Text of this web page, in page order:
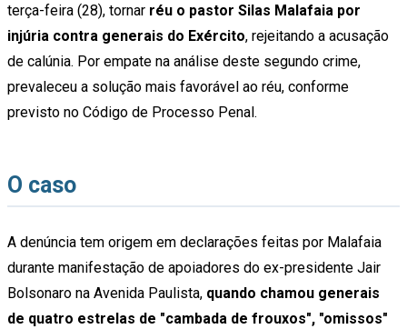
terça-feira (28), tornar réu o pastor Silas Malafaia por
injúria contra generais do Exército, rejeitando a acusação
de calúnia. Por empate na análise deste segundo crime,
prevaleceu a solução mais favorável ao réu, conforme
previsto no Código de Processo Penal.
O caso
A denúncia tem origem em declarações feitas por Malafaia
durante manifestação de apoiadores do ex-presidente Jair
Bolsonaro na Avenida Paulista, quando chamou generais
de quatro estrelas de "cambada de frouxos", "omissos"